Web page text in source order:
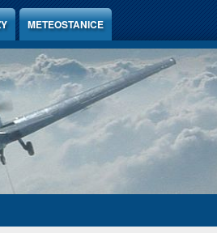
METEOSTANICE